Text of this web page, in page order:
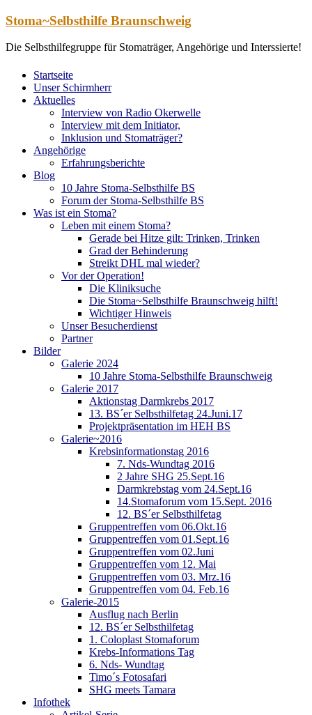
Zum
springen
Stoma~Selbsthilfe Braunschweig
Die Selbsthilfegruppe für Stomaträger, Angehörige und Interssierte!
Startseite
Unser Schirmherr
Aktuelles
Interview von Radio Okerwelle
Interview mit dem Initiator,
Inklusion und Stomaträger?
Angehörige
Erfahrungsberichte
Blog
10 Jahre Stoma-Selbsthilfe BS
Forum der Stoma-Selbsthilfe BS
Was ist ein Stoma?
Leben mit einem Stoma?
Gerade bei Hitze gilt: Trinken, Trinken
Grad der Behinderung
Streikt DHL mal wieder?
Vor der Operation!
Die Kliniksuche
Die Stoma~Selbsthilfe Braunschweig hilft!
Wichtiger Hinweis
Unser Besucherdienst
Partner
Bilder
Galerie 2024
10 Jahre Stoma-Selbsthilfe Braunschweig
Galerie 2017
Aktionstag Darmkrebs 2017
13. BS´er Selbsthilfetag 24.Juni.17
Projektpräsentation im HEH BS
Galerie~2016
Krebsinformationstag 2016
7. Nds-Wundtag 2016
2 Jahre SHG 25.Sept.16
Darmkrebstag vom 24.Sept.16
14.Stomaforum vom 15.Sept. 2016
12. BS´er Selbsthilfetag
Gruppentreffen vom 06.Okt.16
Gruppentreffen vom 01.Sept.16
Gruppentreffen vom 02.Juni
Gruppentreffen vom 12. Mai
Gruppentreffen vom 03. Mrz.16
Gruppentreffen vom 04. Feb.16
Galerie-2015
Ausflug nach Berlin
12. BS´er Selbsthilfetag
1. Coloplast Stomaforum
Krebs-Informations Tag
6. Nds- Wundtag
Timo´s Fotosafari
SHG meets Tamara
Infothek